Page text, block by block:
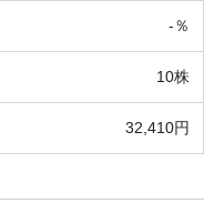
-％
10株
32,410円